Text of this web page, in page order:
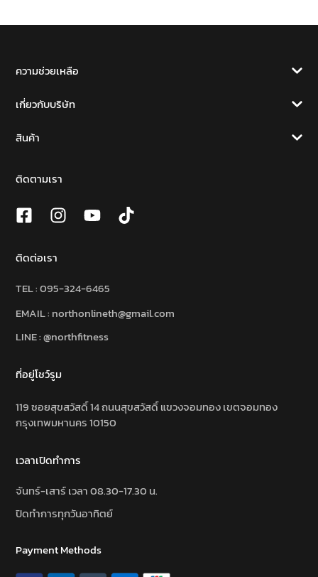
ความช่วยเหลือ
เกี่ยวกับบริษัท
สินค้า
ติดตามเรา
ติดต่อเรา
TEL :095-324-6465
EMAIL : northonlineth@gmail.com
LINE : @northfitness
ที่อยู่โชว์รูม
119 ซอยสุขสวัสดิ์ 14 ถนนสุขสวัสดิ์ แขวงจอมทอง เขตจอมทอง
กรุงเทพมหานคร 10150
เวลาเปิดทำการ
จันทร์-เสาร์ เวลา 08.30-17.30 น.
ปิดทำการทุกวันอาทิตย์
Payment Methods